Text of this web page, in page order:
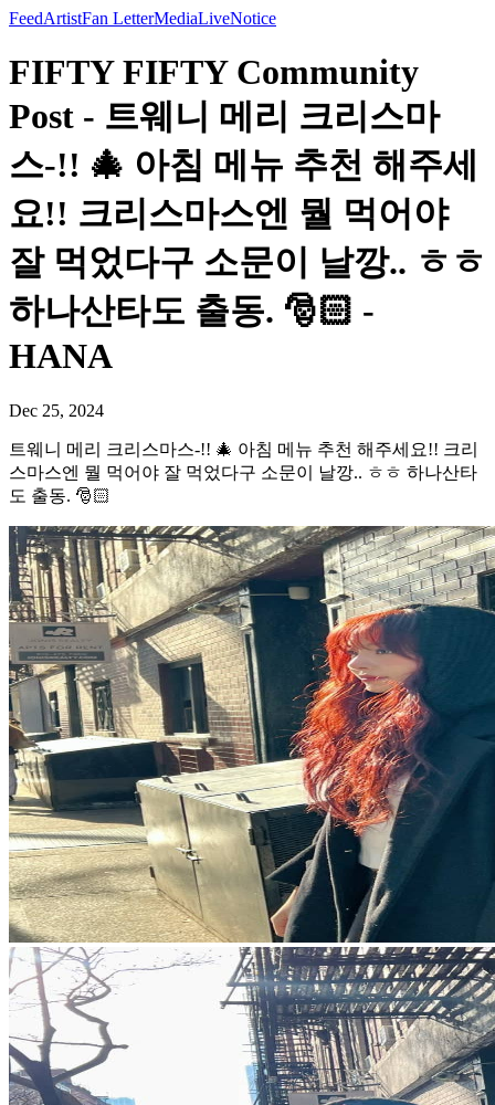
FeedArtistFan LetterMediaLiveNotice
FIFTY FIFTY Community
Post - 트웨니 메리 크리스마
스-!! 🎄 아침 메뉴 추천 해주세
요!! 크리스마스엔 뭘 먹어야
잘 먹었다구 소문이 날깡.. ㅎㅎ
하나산타도 출동. 🎅🏻 -
HANA
Dec 25, 2024
트웨니 메리 크리스마스-!! 🎄 아침 메뉴 추천 해주세요!! 크리
스마스엔 뭘 먹어야 잘 먹었다구 소문이 날깡.. ㅎㅎ 하나산타
도 출동. 🎅🏻